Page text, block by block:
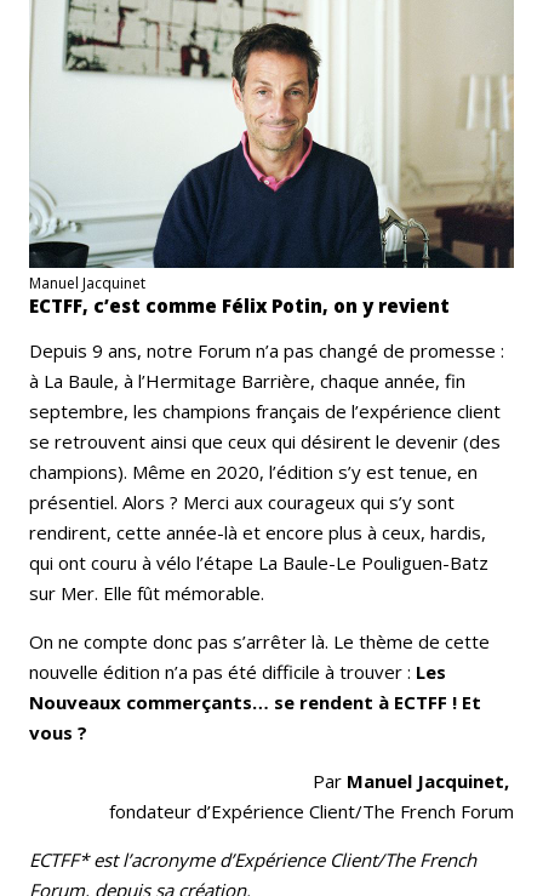
Manuel Jacquinet
ECTFF, c’est comme Félix Potin, on y revient
Depuis 9 ans, notre Forum n’a pas changé de promesse :
à La Baule, à l’Hermitage Barrière, chaque année, fin
septembre, les champions français de l’expérience client
se retrouvent ainsi que ceux qui désirent le devenir (des
champions). Même en 2020, l’édition s’y est tenue, en
présentiel. Alors ? Merci aux courageux qui s’y sont
rendirent, cette année-là et encore plus à ceux, hardis,
qui ont couru à vélo l’étape La Baule-Le Pouliguen-Batz
sur Mer. Elle fût mémorable.
On ne compte donc pas s’arrêter là. Le thème de cette
nouvelle édition n’a pas été difficile à trouver : Les
Nouveaux commerçants… se rendent à ECTFF ! Et
vous ?
Par Manuel Jacquinet,
fondateur d’Expérience Client/The French Forum
ECTFF* est l’acronyme d’Expérience Client/The French
Forum, depuis sa création.